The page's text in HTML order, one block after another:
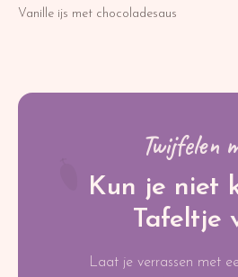
Vanille ijs met chocoladesaus
Twijfelen
Kun je niet
Tafeltje
Laat je verrassen met